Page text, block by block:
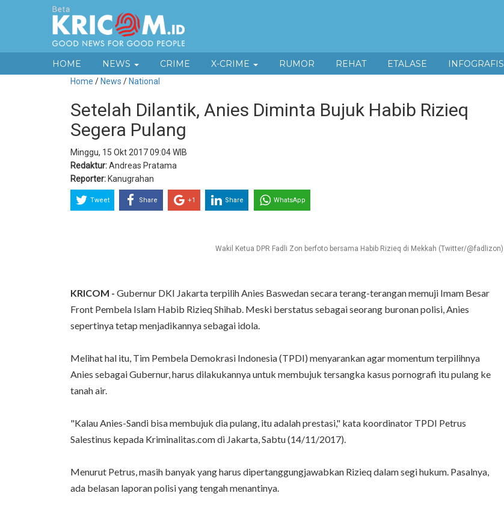
HOME NEWS CRIME X-CRIME RUMOR REHAT ETALASE INFOGRAFIS
Home / News / National
Setelah Dilantik, Anies Diminta Bujuk Habib Rizieq
Segera Pulang
Minggu, 15 Okt 2017 09:04 WIB
Redaktur:Andreas Pratama
Reporter: Kanugrahan
Tweet Share +1 Share WhatsApp
Wakil Ketua DPR Fadli Zon berfoto bersama Habib Rizieq di Mekkah (Twitter/@fadlizon)
KRICOM - Gubernur DKI Jakarta terpilih Anies Baswedan secara terang-terangan memuji Imam Besar
Front Pembela Islam Habib Rizieq Shihab. Meski berstatus sebagai seorang buronan polisi, Anies
sepertinya tetap menjadikannya sebagai idola.
Melihat hal itu, Tim P‎embela Demokrasi Indonesia (TPDI) menyarankan agar momentum terpilihnya
Anies sebagai Gubernur, harus dilakukannya untuk membujuk tersangka kasus pornografi itu pulang ke
tanah air.
"Kalau Anies-Sandi bisa membujuk dia pulang, itu adalah prestasi," kata koordinator TPDI Petrus
Salestinus kepada Kriminalitas.com di Jakarta, Sabtu (14/11/2017).
Menurut Petrus, masih banyak yang harus dipertanggungjawabkan Rizieq dalam segi hukum. Pasalnya,
ada belasan laporan polisi yang tengah menantinya.